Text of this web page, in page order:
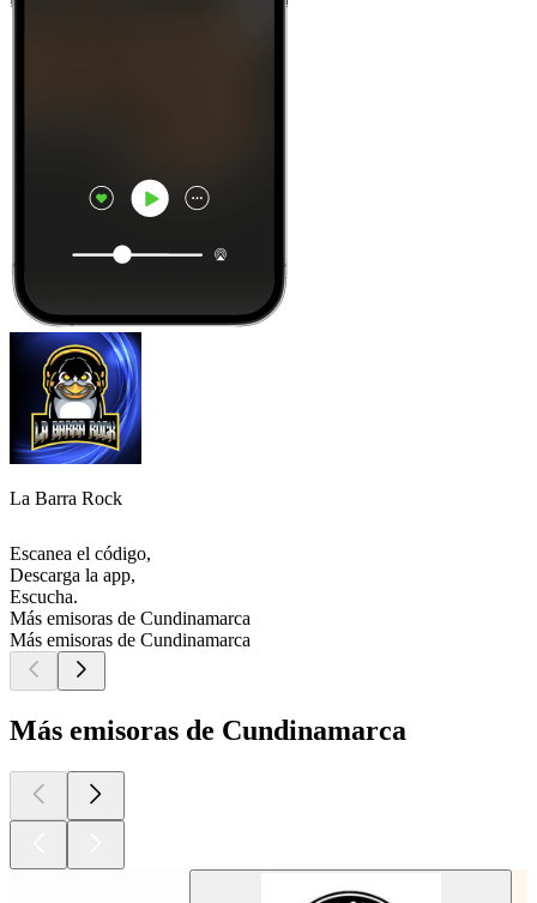
La Barra Rock
Escanea el código,
Descarga la app,
Escucha.
Más emisoras de Cundinamarca
Más emisoras de Cundinamarca
Más emisoras de Cundinamarca